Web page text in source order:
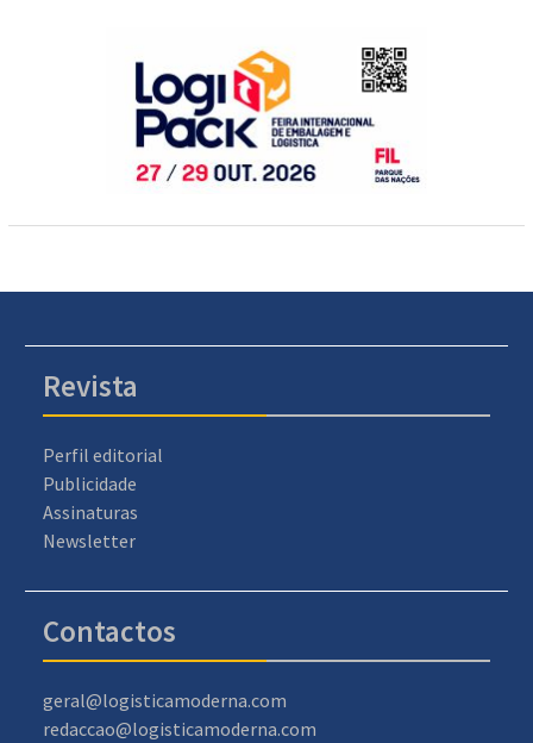
Revista
Perfil editorial
Publicidade
Assinaturas
Newsletter
Contactos
geral@logisticamoderna.com
redaccao@logisticamoderna.com